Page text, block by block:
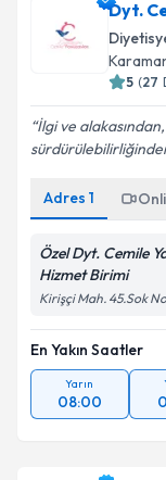
Dyt.
5 (27
İlgi ve
Adres 1
Özel Dyt. Cemile
Hizmet Birimi
Kirişçi Mah. 45.Sok
En Yakın Saatler
Yarın
08:00